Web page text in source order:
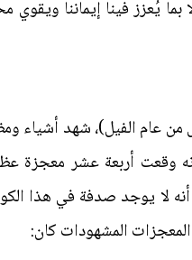
يُعزز فينا إيماننا ويقوي
وأرباب السير أنه في ذلك اليوم العظيم (17 ربيع
وقعت أربعة عشر معجزة
أنه لا يوجد صدفة في هذا
المشهودات كان: